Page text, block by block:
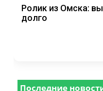
Ролик из Омска:
долго